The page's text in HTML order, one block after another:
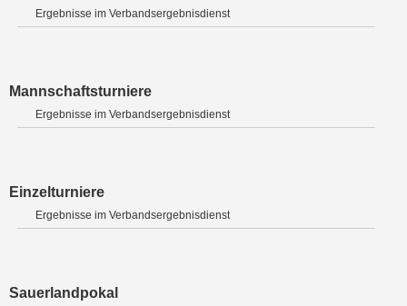
Ergebnisse im Verbandsergebnisdienst
Mannschaftsturniere
Ergebnisse im Verbandsergebnisdienst
Einzelturniere
Ergebnisse im Verbandsergebnisdienst
Sauerlandpokal